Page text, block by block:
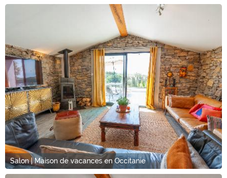
Salon | Maison de vacances en Occitanie